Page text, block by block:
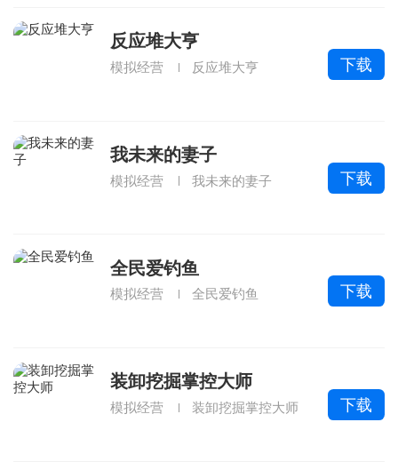
反应堆大亨
模拟经营 反应堆大亨 下载
我未来的妻子
模拟经营 我未来的妻子 下载
全民爱钓鱼
模拟经营 全民爱钓鱼 下载
装卸挖掘掌控大师
模拟经营 装卸挖掘掌控大师 下载